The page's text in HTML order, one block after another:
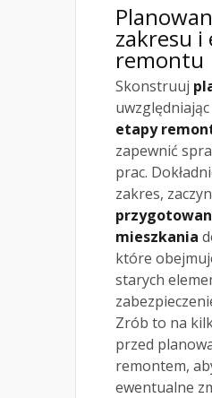
zakresu i
remontu
Skonstruuj
etapy
zapewnić
prac.
zakres,
mieszkania
które
starych
Zrób to na
przed
remontem,
ewentualne